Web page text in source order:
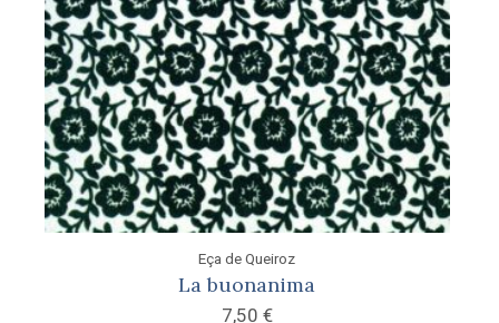
Eça de Queiroz
La buonanima
7,50 €